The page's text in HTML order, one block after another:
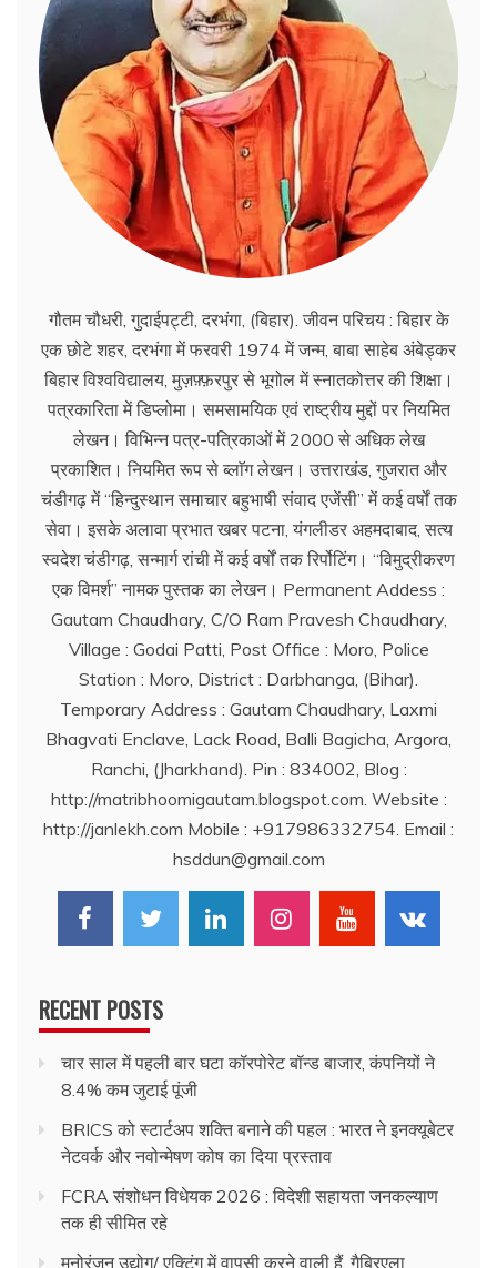
गौतम चौधरी, गुदाईपट्टी, दरभंगा, (बिहार). जीवन परिचय : बिहार के
एक छोटे शहर, दरभंगा में फरवरी 1974 में जन्म, बाबा साहेब अंबेड्कर
बिहार विश्वविद्यालय, मुज़फ़्फ़रपुर से भूगोल में स्नातकोत्तर की शिक्षा।
पत्रकारिता में डिप्लोमा। समसामयिक एवं राष्ट्रीय मुद्दों पर नियमित
लेखन। विभिन्न पत्र-पत्रिकाओं में 2000 से अधिक लेख
प्रकाशित। नियमित रूप से ब्लाॅग लेखन। उत्तराखंड, गुजरात और
चंडीगढ़ में ‘‘हिन्दुस्थान समाचार बहुभाषी संवाद एजेंसी’’ में कई वर्षों तक
सेवा। इसके अलावा प्रभात खबर पटना, यंगलीडर अहमदाबाद, सत्य
स्वदेश चंडीगढ़, सन्मार्ग रांची में कई वर्षों तक रिर्पोटिंग। ‘‘विमुद्रीकरण
एक विमर्श’’ नामक पुस्तक का लेखन। Permanent Addess :
Gautam Chaudhary, C/O Ram Pravesh Chaudhary,
Village : Godai Patti, Post Office : Moro, Police
Station : Moro, District : Darbhanga, (Bihar).
Temporary Address : Gautam Chaudhary, Laxmi
Bhagvati Enclave, Lack Road, Balli Bagicha, Argora,
Ranchi, (Jharkhand). Pin : 834002, Blog :
http://matribhoomigautam.blogspot.com. Website :
http://janlekh.com Mobile : +917986332754. Email :
hsddun@gmail.com
RECENT POSTS
चार साल में पहली बार घटा कॉरपोरेट बॉन्ड बाजार, कंपनियों ने
8.4% कम जुटाई पूंजी
BRICS को स्टार्टअप शक्ति बनाने की पहल : भारत ने इनक्यूबेटर
नेटवर्क और नवोन्मेषण कोष का दिया प्रस्ताव
FCRA संशोधन विधेयक 2026 : विदेशी सहायता जनकल्याण
तक ही सीमित रहे
मनोरंजन उद्योग/ एक्टिंग में वापसी करने वाली हैं, गैब्रिएला